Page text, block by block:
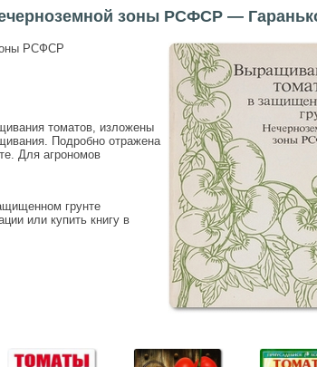
зоны РСФСР —
РСФСР
томатов, изложены
Подробно отражена
Для агрономов
грунте
или купить книгу в